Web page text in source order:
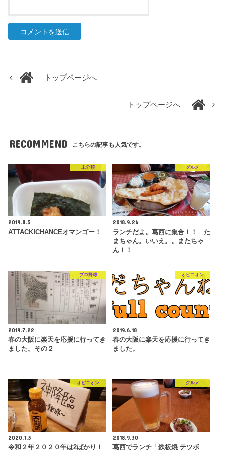
トップページへ
トップページへ
RECOMMEND こちらの記事も人気です。
未分類
2019.8.5
ATTACK!CHANCEオマンゴー！
グルメ
2018.9.26
ランチだよ。葛西に集合！！ た
まちゃん。いいえ。。またちゃ
ん！！
プロ野球
2019.7.22
春の大阪に楽天を応援に行ってき
ました。その２
オピニオン
2019.6.18
春の大阪に楽天を応援に行ってき
ました。
オピニオン
2020.1.3
令和２年２０２０年は2ばかり！
グルメ
2018.9.30
葛西でランチ「鉄板焼 テツボ